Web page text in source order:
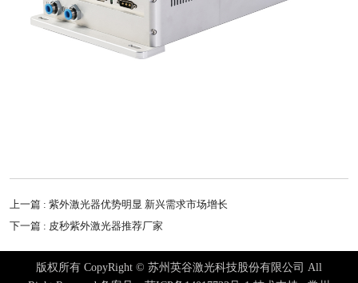
上一篇 : 紫外激光器优势明显 新兴需求市场增长
下一篇 : 皮秒紫外激光器推荐厂家
版权所有 CopyRight © 苏州英谷激光科技股份有限公司 All